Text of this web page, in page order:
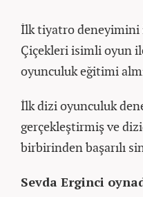
İlk tiyatro deneyimini
Çiçekleri isimli oyun
oyunculuk eğitimi
İlk dizi oyunculuk
gerçekleştirmiş ve
birbirinden başarılı
Sevda Erginci